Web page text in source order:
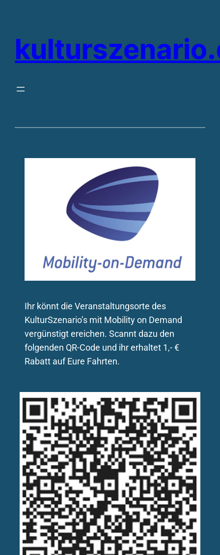
Ihr könnt die Veranstaltungsorte des
KulturSzenario’s mit Mobility on Demand
vergünstigt ereichen. Scannt dazu den
folgenden QR-Code und ihr erhaltet 1,- €
Rabatt auf Eure Fahrten.